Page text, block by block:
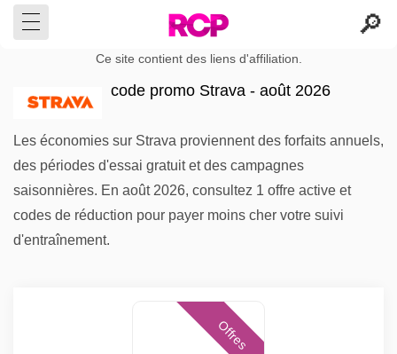
Ce site contient des liens d'affiliation.
code promo Strava - août 2026
Les économies sur Strava proviennent des forfaits annuels,
des périodes d'essai gratuit et des campagnes
saisonnières. En août 2026, consultez 1 offre active et
codes de réduction pour payer moins cher votre suivi
d'entraînement.
Offres